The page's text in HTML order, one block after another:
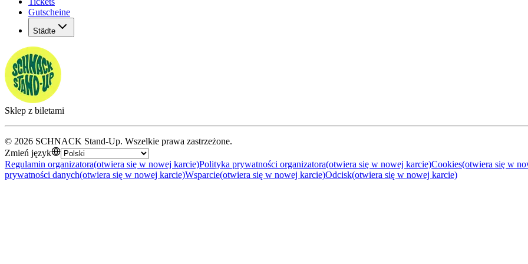
Gutscheine
Städte
Sklep z biletami
© 2026 SCHNACK Stand-Up. Wszelkie prawa zastrzeżone.
Zmień język
Regulamin organizatora(otwiera się w nowej karcie)Polityka prywatności organizatora(otwiera się w nowej karcie)Cookies(otwiera się w
prywatności danych(otwiera się w nowej karcie)Wsparcie(otwiera się w nowej karcie)Odcisk(otwiera się w nowej karcie)